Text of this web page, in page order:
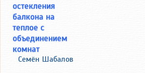
остекления
балкона на
теплое с
объединением
комнат
Семён Шабалов